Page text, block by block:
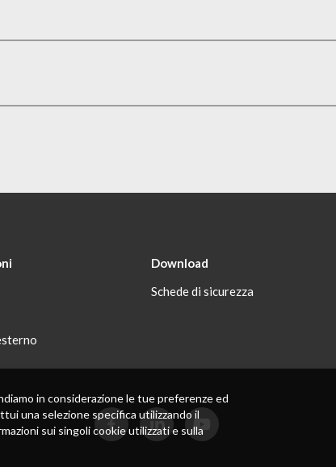
Download
Schede di sicurezza
in considerazione le tue preferenze ed
una selezione specifica utilizzando il
sui singoli cookie utilizzati e sulla